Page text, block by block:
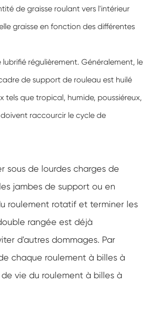
de graisse roulant vers l'intérieur
graisse en fonction des différentes
régulièrement. Généralement, le
de support de rouleau est huilé
tels que tropical, humide, poussiéreux,
raccourcir le cycle de
sous de lourdes charges de
jambes de support ou en
roulement rotatif et terminer les
rangée est déjà
d'autres dommages. Par
chaque roulement à billes à
vie du roulement à billes à